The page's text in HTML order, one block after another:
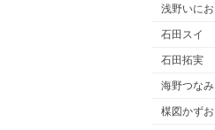
浅野いにお
石田スイ
石田拓実
海野つなみ
楳図かずお